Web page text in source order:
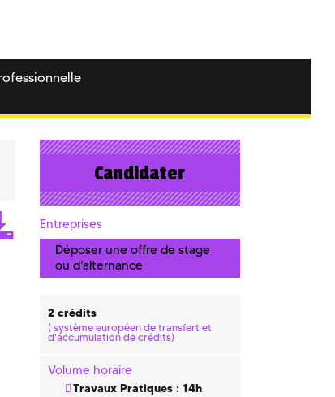
Candidater
Entreprises
Déposer une offre de stage
ou d'alternance
2 crédits
( système européen de transfert et
d'accumulation de crédits)
Volume horaire
Travaux Pratiques : 14h